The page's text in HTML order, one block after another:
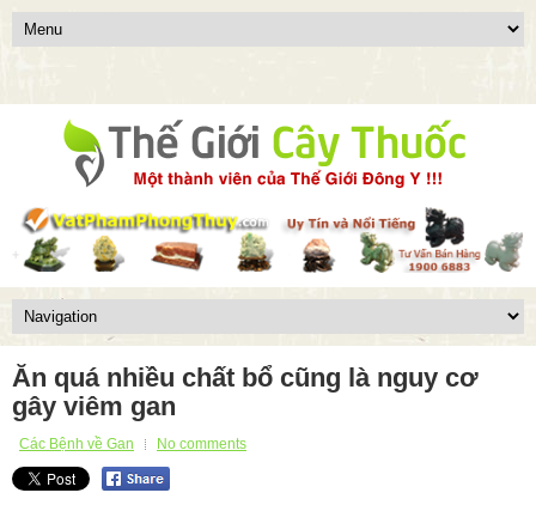
Ăn quá nhiều chất bổ cũng là nguy cơ
gây viêm gan
Các Bệnh về Gan No comments